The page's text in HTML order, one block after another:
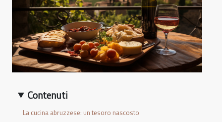
Contenuti
La cucina abruzzese: un tesoro nascosto